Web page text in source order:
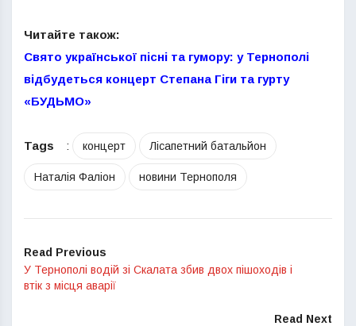
Читайте також:
Свято української пісні та гумору: у Тернополі
відбудеться концерт Степана Гіги та гурту
«БУДЬМО»
Tags : концерт Лісапетний батальйон
Наталія Фаліон новини Тернополя
Read Previous
У Тернополі водій зі Скалата збив двох пішоходів і
втік з місця аварії
Read Next